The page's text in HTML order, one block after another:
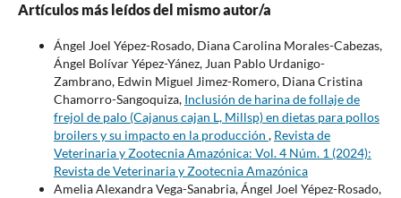
Artículos más leídos del mismo autor/a
Ángel Joel Yépez-Rosado, Diana Carolina Morales-Cabezas,
Ángel Bolívar Yépez-Yánez, Juan Pablo Urdanigo-
Zambrano, Edwin Miguel Jimez-Romero, Diana Cristina
Chamorro-Sangoquiza, Inclusión de harina de follaje de
frejol de palo (Cajanus cajan L, Millsp) en dietas para pollos
broilers y su impacto en la producción , Revista de
Veterinaria y Zootecnia Amazónica: Vol. 4 Núm. 1 (2024):
Revista de Veterinaria y Zootecnia Amazónica
Amelia Alexandra Vega-Sanabria, Ángel Joel Yépez-Rosado,